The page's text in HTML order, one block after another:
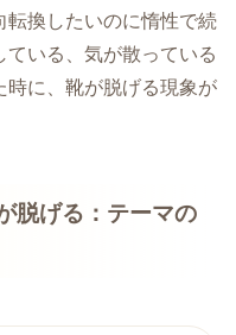
転換したいのに惰性で続
いる、気が散っている
に、靴が脱げる現象が
脱げる：テーマの